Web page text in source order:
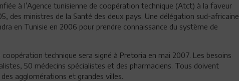
à l’Agence tunisienne de coopération technique (Atct) à la faveur
des ministres de la Santé des deux pays. Une délégation sud-africaine
en Tunisie en 2006 pour prendre connaissance du système de
technique sera signé à Pretoria en mai 2007. Les besoins
50 médecins spécialistes et des pharmaciens. Tous doivent
agglomérations et grandes villes.